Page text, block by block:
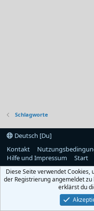
Schlagworte
Deutsch [Du]
Kontakt
Hilfe und Impressum
Start
Diese Seite verwendet
der Registrierung angemeldet
erklärst du